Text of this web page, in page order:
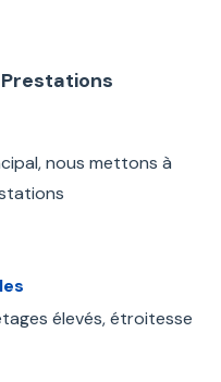
nous mettons à
élevés, étroitesse